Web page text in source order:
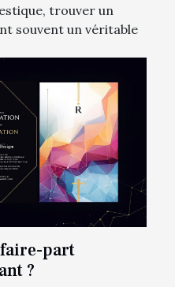
trouver un
souvent un véritable
part
?